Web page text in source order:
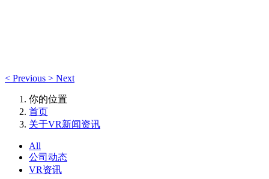
< Previous > Next
你的位置
首页
关于VR新闻资讯
All
公司动态
VR资讯